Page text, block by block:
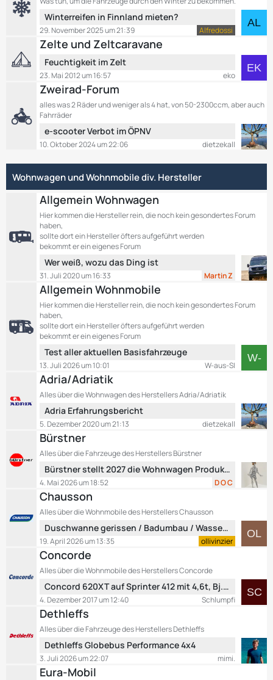
ä
g
t
B
e
r
ä
g
e
e
t
z
e
B
e
i
ä
g
e
Winterreifen in Finnland mieten?
Alfredossi
29. November 2025 um 21:39
Zelte und Zeltcaravane
e
t
z
t
e
B
e
r
ä
g
e
Feuchtigkeit im Zelt
eko
23. Mai 2012 um 16:57
Zweirad-Forum
alles was 2 Räder und weniger als 4 hat, von 50-2300ccm, aber auch
Fahrräder
e
z
t
e
B
e
i
t
r
g
e
e-scooter Verbot im ÖPNV
dietzekall
10. Oktober 2024 um 22:06
Wohnwagen und Wohnmobile div. Hersteller
Allgemein Wohnwagen
Hier kommen die Hersteller rein, die noch kein gesondertes Forum
haben,
sollte dort ein Hersteller öfters aufgeführt werden
bekommt er ein eigenes Forum
e
t
z
t
e
B
t
r
ä
e
Wer weiß, wozu das Ding ist
Martin Z
31. Juli 2020 um 16:33
Allgemein Wohnmobile
Hier kommen die Hersteller rein, die noch kein gesondertes Forum
haben,
sollte dort ein Hersteller öfters aufgeführt werden
bekommt er ein eigenes Forum
e
t
z
t
B
e
ä
g
e
Test aller aktuellen Basisfahrzeuge
W-aus-SI
13. Juli 2026 um 10:01
Adria/Adriatik
Alles über die Wohnwagen des Herstellers Adria/Adriatik
e
t
z
t
B
e
ä
g
e
Adria Erfahrungsbericht
dietzekall
5. Dezember 2020 um 21:13
Bürstner
Alles über die Fahrzeuge des Herstellers Bürstner
e
t
z
t
B
e
ä
g
e
Bürstner stellt 2027 die Wohnwagen Produktion ein
D O C
4. Mai 2026 um 18:52
Chausson
Alles über die Wohnmobile des Herstellers Chausson
e
t
z
t
B
e
ä
g
Duschwanne gerissen / Badumbau / Wasseraustritt unterhalb der Türe
ollivinzier
19. April 2026 um 13:35
Concorde
Alles über die Wohnmobile des Herstellers Concorde
e
t
z
t
B
e
Concord 620XT auf Sprinter 412 mit 4,6t, Bj. 1998, Automatik
Schlumpfi
4. Dezember 2017 um 12:40
Dethleffs
Alles über die Fahrzeuge des Herstellers Dethleffs
e
t
Dethleffs Globebus Performance 4x4
mimi.
3. Juli 2026 um 22:07
Eura-Mobil